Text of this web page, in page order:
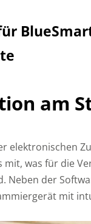
am
elektronischen
mit, was für die
Neben der
mit